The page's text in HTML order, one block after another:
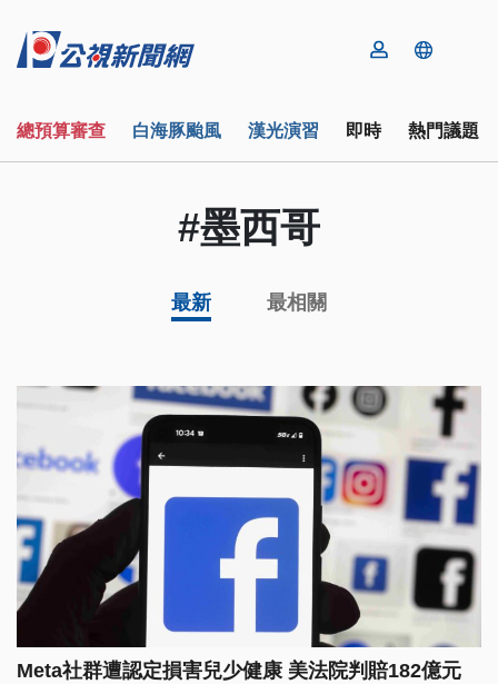
總預算審查 白海豚颱風 漢光演習 即時 熱門議題
#墨西哥
最新 最相關
Meta社群遭認定損害兒少健康 美法院判賠182億元